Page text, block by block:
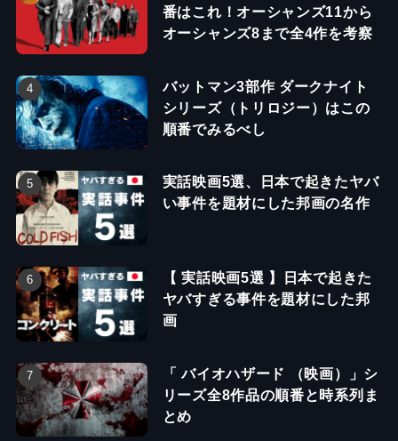
番はこれ！オーシャンズ11から
オーシャンズ8まで全4作を考察
バットマン3部作 ダークナイト
シリーズ（トリロジー）はこの
順番でみるべし
実話映画5選、日本で起きたヤバ
い事件を題材にした邦画の名作
【 実話映画5選 】日本で起きた
ヤバすぎる事件を題材にした邦
画
「 バイオハザード （映画）」シ
リーズ全8作品の順番と時系列ま
とめ